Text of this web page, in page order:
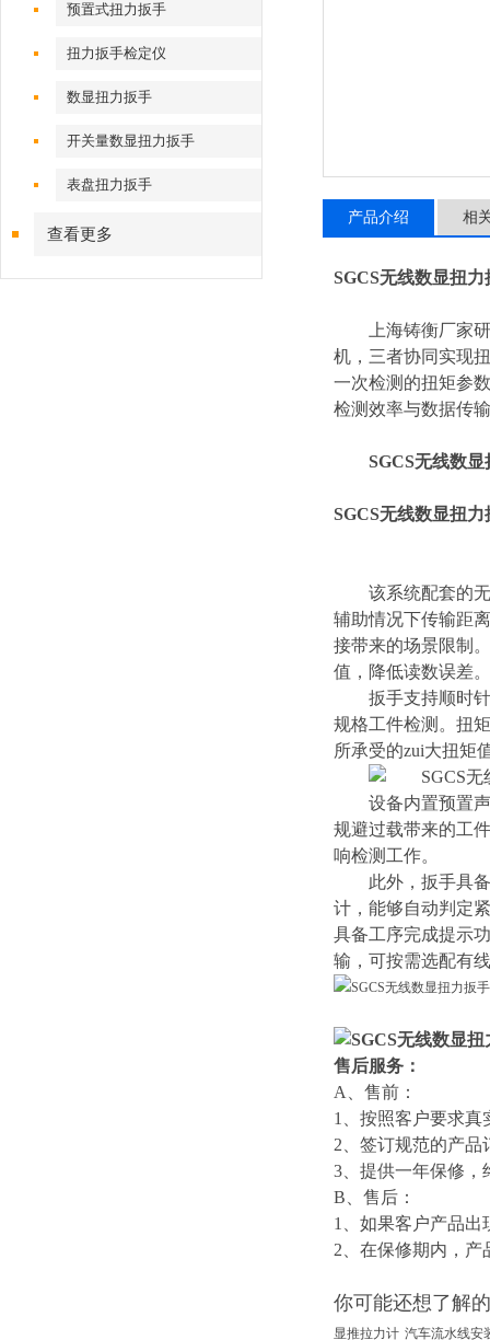
预置式扭力扳手
扭力扳手检定仪
数显扭力扳手
开关量数显扭力扳手
表盘扭力扳手
查看更多
产品介绍 相
SGCS无线数显扭
上海铸衡厂家
机，三者协同实现
一次检测的扭矩参
检测效率与数据传
SGCS无线数
SGCS无线数显扭
该系统配套的
辅助情况下传输距
接带来的场景限制
值，降低读数误差。
扳手支持顺时
规格工件检测。扭
所承受的zui大扭矩
设备内置预置
规避过载带来的工
响检测工作。
此外，扳手具
计，能够自动判定
具备工序完成提示
输，可按需选配有
售后服务：
A、售前：
1、按照客户要求
2、签订规范的产
3、提供一年保修，
B、售后：
1、如果客户产品
2、在保修期内，
你可能还想了解
显推拉力计 汽车流水线安